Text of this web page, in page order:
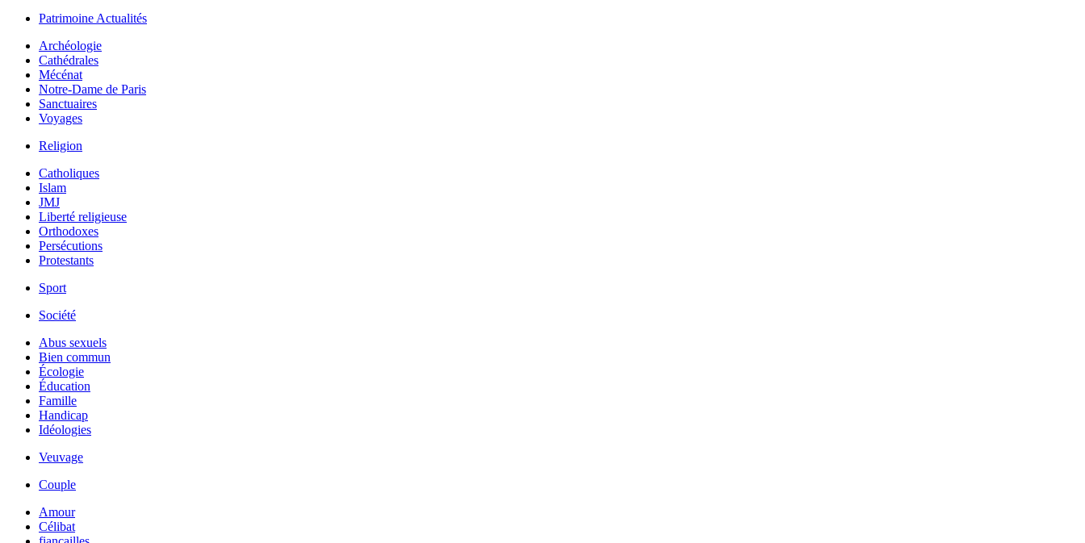
Patrimoine Actualités
Archéologie
Cathédrales
Mécénat
Notre-Dame de Paris
Sanctuaires
Voyages
Religion
Catholiques
Islam
JMJ
Liberté religieuse
Orthodoxes
Persécutions
Protestants
Sport
Société
Abus sexuels
Bien commun
Écologie
Éducation
Famille
Handicap
Idéologies
Veuvage
Couple
Amour
Célibat